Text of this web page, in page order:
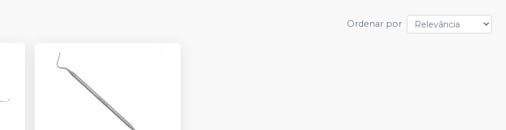
Ordenar por